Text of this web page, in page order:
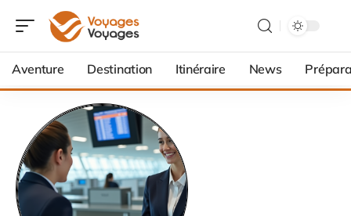
Aventure Destination Itinéraire News